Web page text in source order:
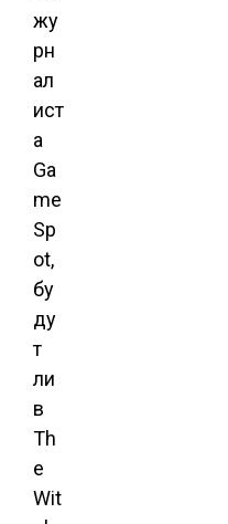
жу
рн
ал
ист
а
Ga
me
Sp
ot,
бу
ду
т
ли
в
Th
e
Wit